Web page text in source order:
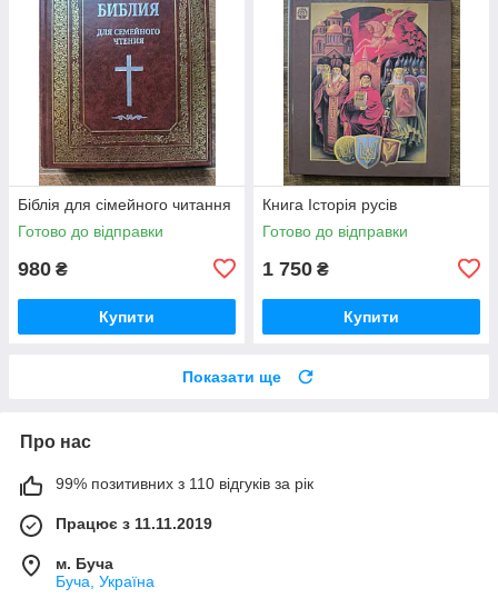
Біблія для сімейного читання
Готово до відправки
980 ₴
Купити
Книга Історія русiв
Готово до відправки
1 750 ₴
Купити
Показати ще
Про нас
99% позитивних з 110 відгуків за рік
Працює з 11.11.2019
м. Буча
Буча, Україна